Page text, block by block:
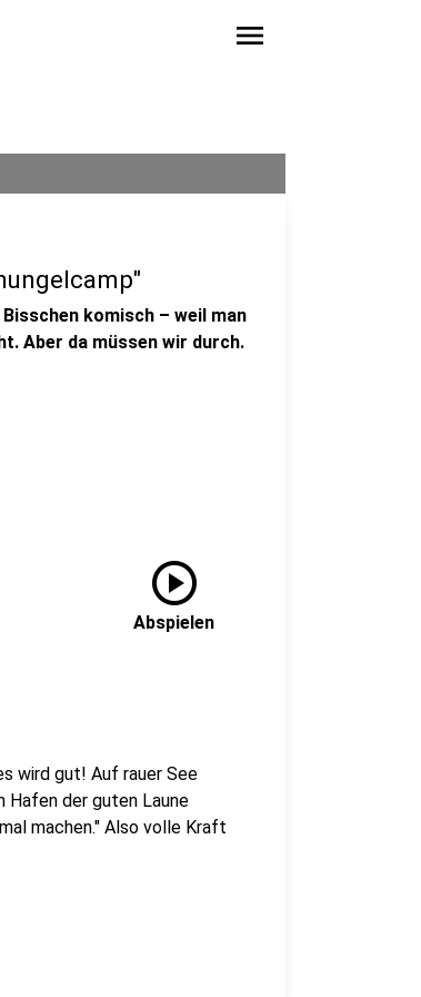
menu
komisch – weil man
Aber da müssen wir durch.
play_circle
Abspielen
wird gut! Auf rauer See
Hafen der guten Laune
machen." Also volle Kraft